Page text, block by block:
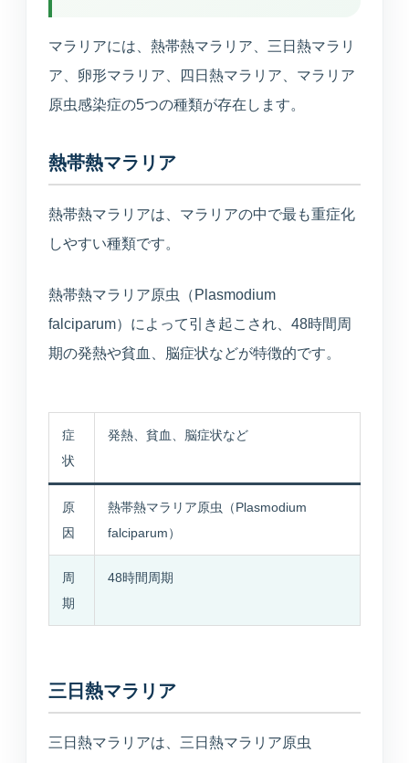
訪問診療・訪問看護
施設入居者中心・24時間365日を意識した連携
庄内プライベートクリニック
介護・施設
介護サービスと施設案内の総合入口
介護施設一覧
空室状況
現在の空き状況を見る
訪問介護事業所
ご自宅や施設での生活支援
通所介護事業所いぶき
重度要介護者も相談可能
マラリアには、熱帯熱マラリア、三日熱マラリ
ア、卵形マラリア、四日熱マラリア、マラリア
原虫感染症の5つの種類が存在します。
熱帯熱マラリア
熱帯熱マラリアは、マラリアの中で最も重症化
しやすい種類です。
熱帯熱マラリア原虫（Plasmodium
falciparum）によって引き起こされ、48時間周
期の発熱や貧血、脳症状などが特徴的です。
症
状
発熱、貧血、脳症状など
原
因
熱帯熱マラリア原虫（Plasmodium
falciparum）
周
期
48時間周期
三日熱マラリア
三日熱マラリアは、三日熱マラリア原虫